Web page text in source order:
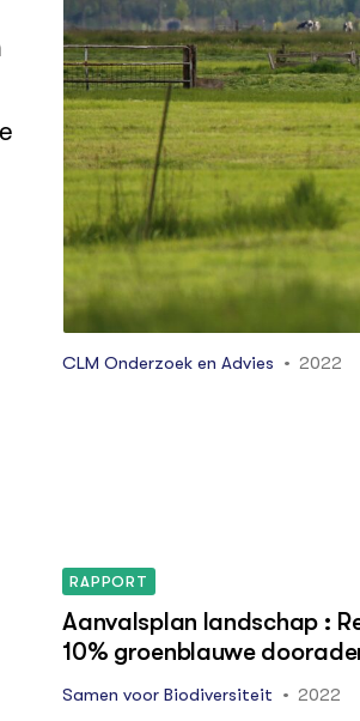
zoals bijvoorbeeld
gemeenten, niet-agrarische
groene en maatschappelijke
van initiatieven die tot de
voor wat betreft hun
CLM Onderzoek en Advies 2022
RAPPORT
Aanvalsplan landschap :
10% groenblauwe
Samen voor Biodiversiteit 2022